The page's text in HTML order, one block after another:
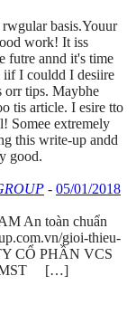
basis.Youur
work! It iss
futre annd it's time
iif I couldd I desiire
orr tips. Maybhe
tis article. I esire tto
Somee extremely
this write-up andd
good.
- 05/01/2018
An toàn chuẩn
gioi-thieu-
CỔ PHẦN VCS
MST […]